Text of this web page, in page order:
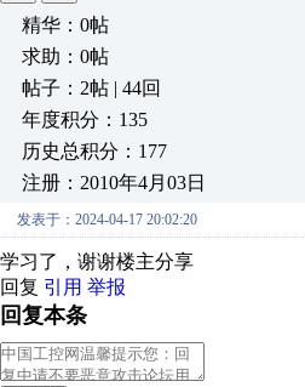
精华：0帖
求助：0帖
帖子：2帖 | 44回
年度积分：135
历史总积分：177
注册：2010年4月03日
发表于：2024-04-17 20:02:20
学习了，谢谢楼主分享
回复 引用 举报
回复本条